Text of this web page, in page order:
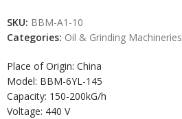
SKU: BBM-A1-10
Categories: Oil & Grinding Machineries
Place of Origin: China
Model: BBM-6YL-145
Capacity: 150-200kG/h
Voltage: 440 V